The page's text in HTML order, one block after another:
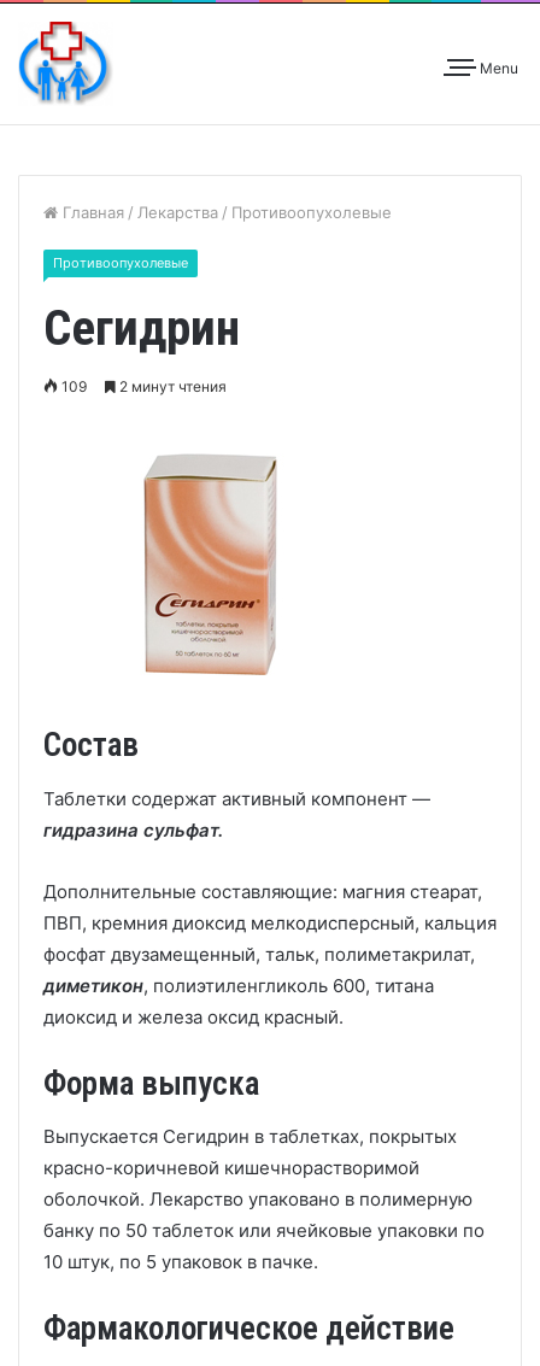
Menu
Главная / Лекарства / Противоопухолевые
Противоопухолевые
Сегидрин
109 2 минут чтения
Состав
Таблетки содержат активный компонент —
гидразина сульфат.
Дополнительные составляющие: магния стеарат,
ПВП, кремния диоксид мелкодисперсный, кальция
фосфат двузамещенный, тальк, полиметакрилат,
диметикон, полиэтиленгликоль 600, титана
диоксид и железа оксид красный.
Форма выпуска
Выпускается Сегидрин в таблетках, покрытых
красно-коричневой кишечнорастворимой
оболочкой. Лекарство упаковано в полимерную
банку по 50 таблеток или ячейковые упаковки по
10 штук, по 5 упаковок в пачке.
Фармакологическое действие